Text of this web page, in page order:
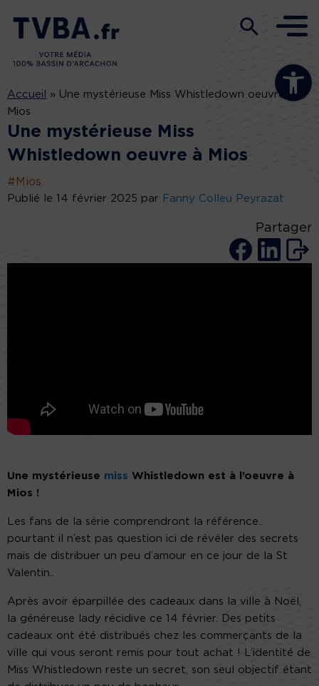
Ouvrir la
Accueil » Une mystérieuse Miss Whistledown oeuvre à
Mios
Une mystérieuse Miss
Whistledown oeuvre à Mios
#Mios
Publié le 14 février 2025 par Fanny Colleu Peyrazat
Partager
Une mystérieuse miss Whistledown est à l’oeuvre à
Mios !
Les fans de la série comprendront la référence..
pourtant il n’est pas question ici de révéler des secrets
mais de distribuer un peu d’amour en ce jour de la St
Valentin..
Après avoir éparpillée des cadeaux dans la ville à Noël,
la généreuse lady récidive ce 14 février. Des petits
cadeaux ont été distribués chez les commerçants de la
ville qui vous seront remis pour tout achat ! L’identité de
Miss Whistledown reste un secret, son seul objectif étant